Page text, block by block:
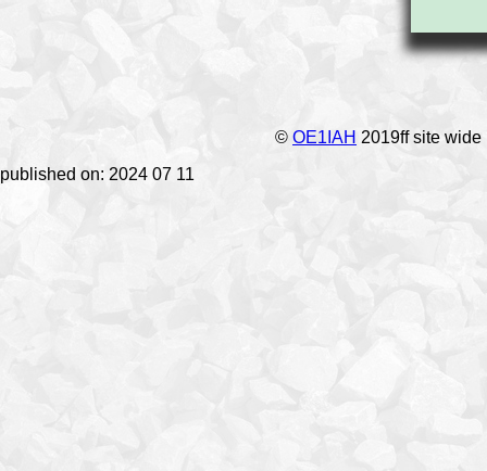
© OE1IAH 2019ff site
published on: 2024 07 11